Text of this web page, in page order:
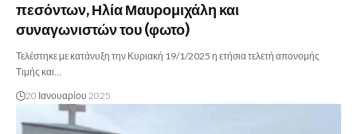
πεσόντων, Ηλία Μαυρομιχάλη και
συναγωνιστών του (φωτο)
Τελέστηκε με κατάνυξη την Κυριακή 19/1/2025 η ετήσια τελετή απονομής
Τιμής και…
20 Ιανουαρίου 2025